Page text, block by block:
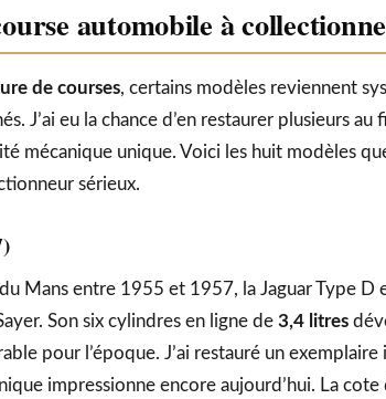
automobile à
de courses, certains modèles reviennent
J’ai eu la chance d’en restaurer plusieurs au
mécanique unique. Voici les huit modèles
sérieux.
Mans entre 1955 et 1957, la Jaguar Type D
Son six cylindres en ligne de 3,4 litres
pour l’époque. J’ai restauré un exemplaire
impressionne encore aujourd’hui. La cote